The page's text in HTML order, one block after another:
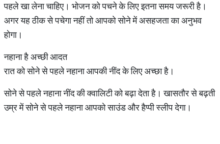
पहले खा लेना चाहिए। भोजन को पचने के लिए इतना समय जरूरी है।
अगर यह ठीक से पचेगा नहीं तो आपको सोने में असहजता का अनुभव
होगा।
नहाना है अच्छी आदत
रात को सोने से पहले नहाना आपकी नींद के लिए अच्छा है।
सोने से पहले नहाना नींद की क्वालिटी को बढ़ा देता है। खासतौर से बढ़ती
उम्र में सोने से पहले नहाना आपको साउंड और हैप्पी स्लीप देगा।